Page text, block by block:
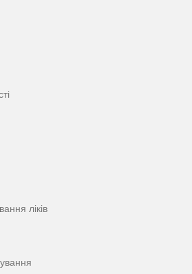
ліків